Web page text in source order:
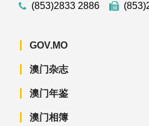
(853)2833 2886
GOV.MO
澳门杂志
澳门年鉴
澳门相簿